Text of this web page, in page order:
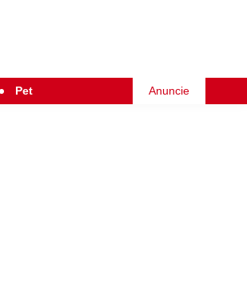
Pet Anuncie